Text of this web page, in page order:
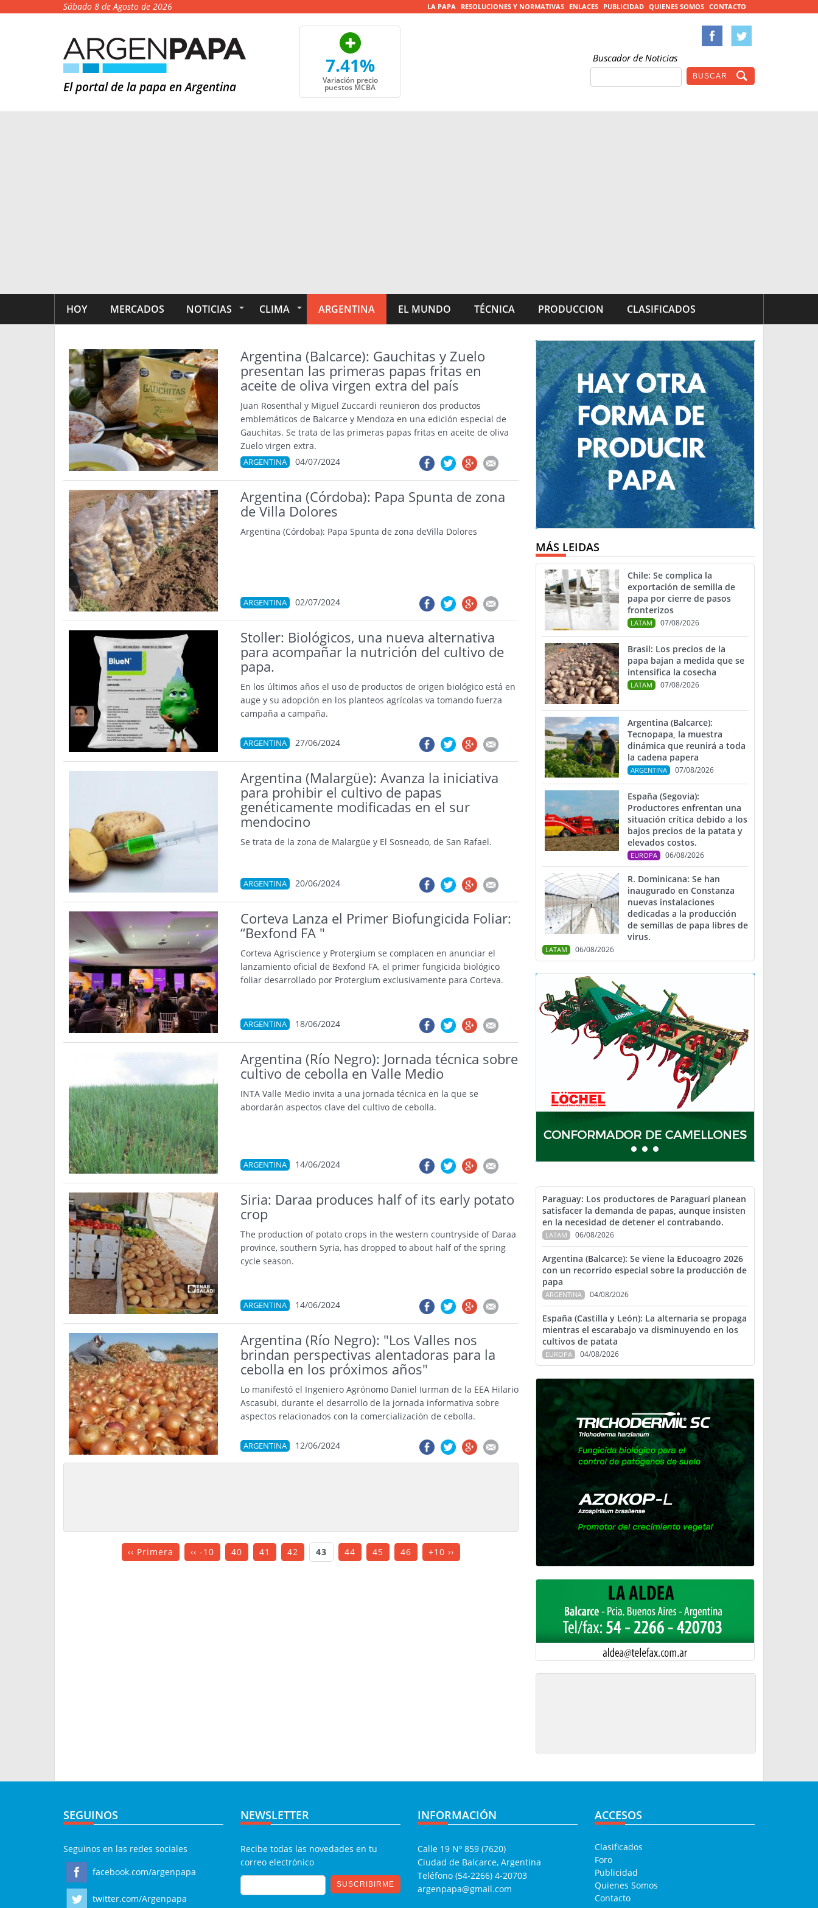
Sábado 8 de Agosto de 2026 LA PAPA RESOLUCIONES Y NORMATIVAS ENLACES PUBLICIDAD QUIENES SOMOS CONTACTO
El portal de la papa en Argentina
7.41%
Variación precio
puestos MCBA
Buscador de Noticias
HOY MERCADOS NOTICIAS CLIMA ARGENTINA EL MUNDO TÉCNICA PRODUCCION CLASIFICADOS
Argentina (Balcarce): Gauchitas y Zuelo
presentan las primeras papas fritas en
aceite de oliva virgen extra del país
Juan Rosenthal y Miguel Zuccardi reunieron dos productos
emblemáticos de Balcarce y Mendoza en una edición especial de
Gauchitas. Se trata de las primeras papas fritas en aceite de oliva
Zuelo virgen extra.
ARGENTINA 04/07/2024
Argentina (Córdoba): Papa Spunta de zona
de Villa Dolores
Argentina (Córdoba): Papa Spunta de zona deVilla Dolores
ARGENTINA 02/07/2024
Stoller: Biológicos, una nueva alternativa
para acompañar la nutrición del cultivo de
papa.
En los últimos años el uso de productos de origen biológico está en
auge y su adopción en los planteos agrícolas va tomando fuerza
campaña a campaña.
ARGENTINA 27/06/2024
Argentina (Malargüe): Avanza la iniciativa
para prohibir el cultivo de papas
genéticamente modificadas en el sur
mendocino
Se trata de la zona de Malargüe y El Sosneado, de San Rafael.
ARGENTINA 20/06/2024
Corteva Lanza el Primer Biofungicida Foliar:
“Bexfond FA "
Corteva Agriscience y Protergium se complacen en anunciar el
lanzamiento oficial de Bexfond FA, el primer fungicida biológico
foliar desarrollado por Protergium exclusivamente para Corteva.
ARGENTINA 18/06/2024
Argentina (Río Negro): Jornada técnica sobre
cultivo de cebolla en Valle Medio
INTA Valle Medio invita a una jornada técnica en la que se
abordarán aspectos clave del cultivo de cebolla.
ARGENTINA 14/06/2024
Siria: Daraa produces half of its early potato
crop
The production of potato crops in the western countryside of Daraa
province, southern Syria, has dropped to about half of the spring
cycle season.
ARGENTINA 14/06/2024
Argentina (Río Negro): "Los Valles nos
brindan perspectivas alentadoras para la
cebolla en los próximos años"
Lo manifestó el Ingeniero Agrónomo Daniel Iurman de la EEA Hilario
Ascasubi, durante el desarrollo de la jornada informativa sobre
aspectos relacionados con la comercialización de cebolla.
ARGENTINA 12/06/2024
‹‹ Primera ‹‹ -10 40 41 42 43 44 45 46 +10 ››
MÁS LEIDAS
Chile: Se complica la
exportación de semilla de
papa por cierre de pasos
fronterizos
LATAM 07/08/2026
Brasil: Los precios de la
papa bajan a medida que se
intensifica la cosecha
LATAM 07/08/2026
Argentina (Balcarce):
Tecnopapa, la muestra
dinámica que reunirá a toda
la cadena papera
ARGENTINA 07/08/2026
España (Segovia):
Productores enfrentan una
situación crítica debido a los
bajos precios de la patata y
elevados costos.
EUROPA 06/08/2026
R. Dominicana: Se han
inaugurado en Constanza
nuevas instalaciones
dedicadas a la producción
de semillas de papa libres de
virus.
LATAM 06/08/2026
Paraguay: Los productores de Paraguarí planean
satisfacer la demanda de papas, aunque insisten
en la necesidad de detener el contrabando.
LATAM 06/08/2026
Argentina (Balcarce): Se viene la Educoagro 2026
con un recorrido especial sobre la producción de
papa
ARGENTINA 04/08/2026
España (Castilla y León): La alternaria se propaga
mientras el escarabajo va disminuyendo en los
cultivos de patata
EUROPA 04/08/2026
SEGUINOS
Seguinos en las redes sociales
facebook.com/argenpapa
twitter.com/Argenpapa
NEWSLETTER
Recibe todas las novedades en tu
correo electrónico
INFORMACIÓN
Calle 19 Nº 859 (7620)
Ciudad de Balcarce, Argentina
Teléfono (54-2266) 4-20703
argenpapa@gmail.com
ACCESOS
Clasificados
Foro
Publicidad
Quienes Somos
Contacto